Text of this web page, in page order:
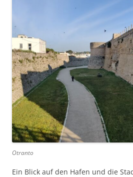
Otranto
Ein Blick auf den Hafen und die